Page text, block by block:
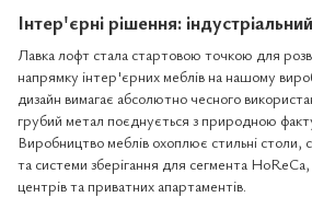
Інтер'єрні рішення:
Лавка лофт стала стартовою точкою для
напрямку інтер'єрних меблів на нашому
дизайн вимагає абсолютно чесного
грубий метал поєднується з природною
Виробництво меблів охоплює стильні столи,
та системи зберігання для сегмента HoReCa,
центрів та приватних апартаментів.